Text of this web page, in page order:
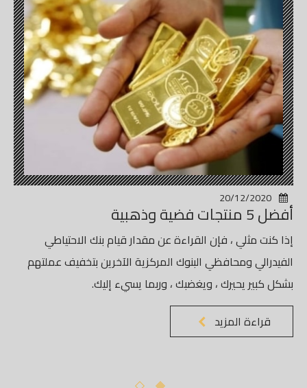
أفضل 5 منتجات فضية وذهبية
إذا كنت مثلي ، فإن القراءة عن مقدار قيام بنك الاحتياطي
الفيدرالي ومحافظي البنوك المركزية الآخرين بتخفيف عملتهم
بشكل كبير يحيرك ، ويغضبك ، وربما يسيء إليك.
قراءة المزيد